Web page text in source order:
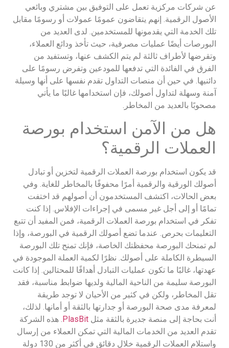
عن شركات مركزية تعمل على التوفيق بين مشتري وبائعي
الأصول الرقمية. إنهم يتقاضون عمومًا عمولات أو رسومًا مقابل
تلك الخدمة التي يقدمونها للمستخدمين. لدى العديد من
البورصات أيضًا عمليات مصرفية، حيث تأخذ ودائع العملاء،
وتقرضها لأطراف ثالثة لم يتم الكشف عنها، وتستفيد من
الفرق في الفائدة التي تدفعها للمودعين وتفرض رسومًا على
دائنيها. في حين أن منصات التداول تقدم نفسها على أنها وسيلة
آمنة وسهلة لتداول أصولك، فإن استخدامها غالبًا ما يأتي
مصحوبًا بالعديد من المخاطر.
هل من الآمن استخدام بورصة
العملات الرقمية؟
قد يكون استخدام بورصة العملات الرقمية لتخزين أو تبادل
أصولك الورقية والرقمية أمرًا محفوفًا بالمخاطر للغاية. وفي
بعض الحالات، اكتشف المستخدمون أن أصولهم قد اختفت
تمامًا أو إلى أجل غير مسمى في إجراءات الإفلاس. إذا كنت
تفكر في استخدام بورصة العملات الرقمية، فمن المفيد أن تتبع
التعليمات بحرص. عندما تضع أصولك الرقمية في البورصة، وإذا
لم تمنحك البورصة محفظتك الخاصة، فإنك تمنح تلك البورصة
السيطرة الكاملة على أصولك. نظرًا لكمية العملة الموجودة في
عهدتها، غالبًا ما تكون عمليات التبادل أهدافًا للمحتالين. إذا كانت
البورصة سليمة من الناحية المالية ولديها ضوابط مناسبة، فقد
تقل المخاطر، ولكن في كثير من الأحيان لا توجد طريقة
لمعرفة مدى صحة البورصة أو جدارتها بالثقة أو أمانها. لذلك،
أنت بحاجة إلى منصة جديرة بالثقة مثل PlasBit . هذه الشركة
تقدم العديد من الخدمات المالية التي تمكن العملاء من إرسال
واستلام العملات الرقمية خلال دقائق في أكثر من 130 دولة